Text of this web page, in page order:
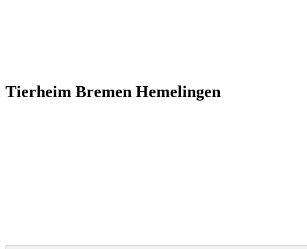
Tierheim Bremen Hemelingen